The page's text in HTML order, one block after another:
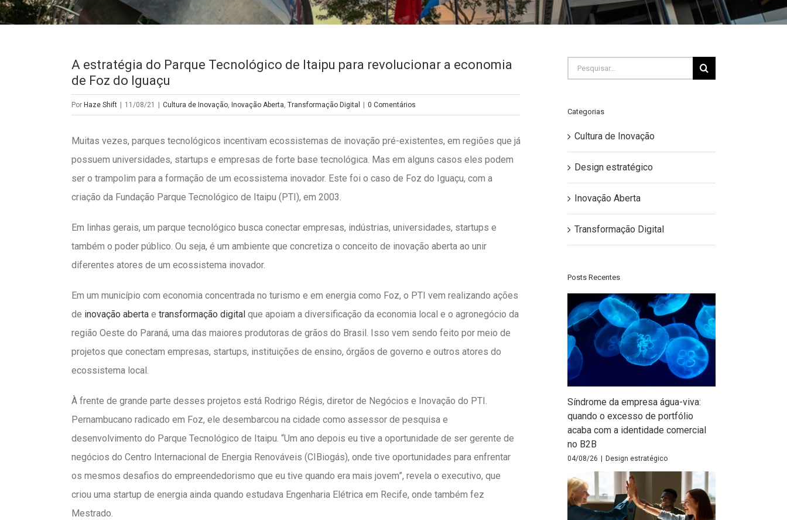
A estratégia do Parque Tecnológico de Itaipu para revolucionar a economia
de Foz do Iguaçu
Por Haze Shift 11/08/21 Cultura de Inovação, Inovação Aberta, Transformação Digital 0 Comentários
Muitas vezes, parques tecnológicos incentivam ecossistemas de inovação pré-existentes, em regiões que já
possuem universidades, startups e empresas de forte base tecnológica. Mas em alguns casos eles podem
ser o trampolim para a formação de um ecossistema inovador. Este foi o caso de Foz do Iguaçu, com a
criação da Fundação Parque Tecnológico de Itaipu (PTI), em 2003.
Em linhas gerais, um parque tecnológico busca conectar empresas, indústrias, universidades, startups e
também o poder público. Ou seja, é um ambiente que concretiza o conceito de inovação aberta ao unir
diferentes atores de um ecossistema inovador.
Em um município com economia concentrada no turismo e em energia como Foz, o PTI vem realizando ações
de inovação aberta e transformação digital que apoiam a diversificação da economia local e o agronegócio da
região Oeste do Paraná, uma das maiores produtoras de grãos do Brasil. Isso vem sendo feito por meio de
projetos que conectam empresas, startups, instituições de ensino, órgãos de governo e outros atores do
ecossistema local.
À frente de grande parte desses projetos está Rodrigo Régis, diretor de Negócios e Inovação do PTI.
Pernambucano radicado em Foz, ele desembarcou na cidade como assessor de pesquisa e
desenvolvimento do Parque Tecnológico de Itaipu. “Um ano depois eu tive a oportunidade de ser gerente de
negócios do Centro Internacional de Energia Renováveis (CIBiogás), onde tive oportunidades para enfrentar
os mesmos desafios do empreendedorismo que eu tive quando era mais jovem”, revela o executivo, que
criou uma startup de energia ainda quando estudava Engenharia Elétrica em Recife, onde também fez
Mestrado.
Buscar
Categorias
Cultura de Inovação
Design estratégico
Inovação Aberta
Transformação Digital
Posts Recentes
Síndrome da empresa água-viva:
quando o excesso de portfólio
acaba com a identidade comercial
no B2B
04/08/26 Design estratégico